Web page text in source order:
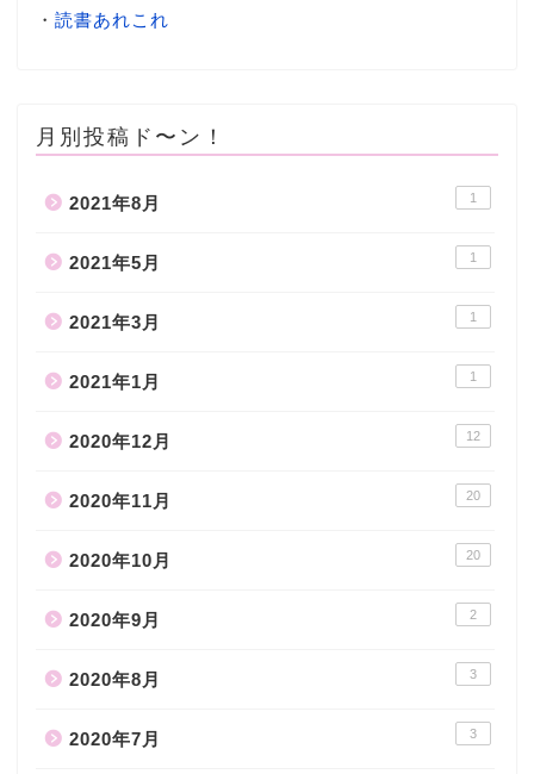
・ 読書あれこれ
月別投稿ド〜ン！
2021年8月 1
2021年5月 1
2021年3月 1
2021年1月 1
2020年12月 12
2020年11月 20
2020年10月 20
2020年9月 2
2020年8月 3
2020年7月 3